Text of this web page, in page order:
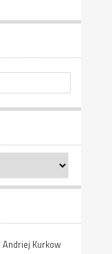
Andriej Kurkow